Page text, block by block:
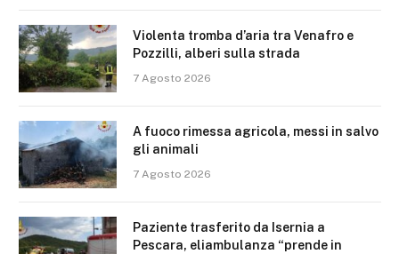
Violenta tromba d’aria tra Venafro e
Pozzilli, alberi sulla strada
7 Agosto 2026
A fuoco rimessa agricola, messi in salvo
gli animali
7 Agosto 2026
Paziente trasferito da Isernia a
Pescara, eliambulanza “prende in